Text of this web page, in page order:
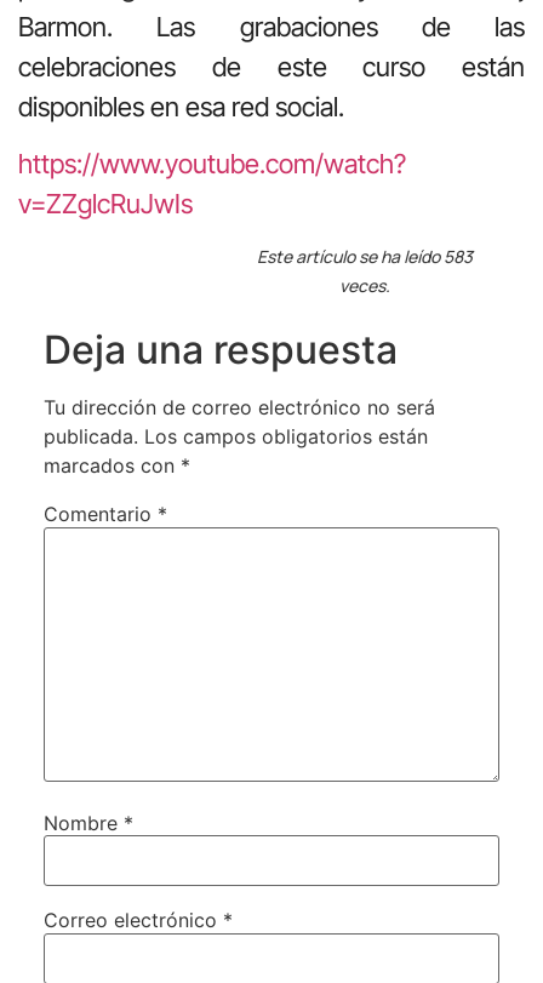
Barmon. Las grabaciones de las
celebraciones de este curso están
disponibles en esa red social.
https://www.youtube.com/watch?
v=ZZglcRuJwIs
Este artículo se ha leído 583
veces.
Deja una respuesta
Tu dirección de correo electrónico no será
publicada. Los campos obligatorios están
marcados con *
Comentario *
Nombre *
Correo electrónico *